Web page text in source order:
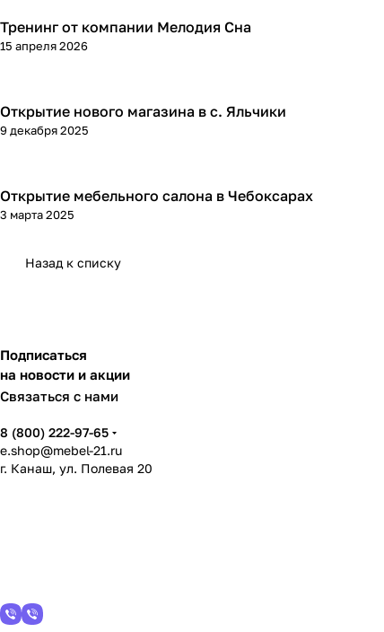
Тренинг от компании Мелодия Сна
15 апреля 2026
Открытие нового магазина в с. Яльчики
9 декабря 2025
Открытие мебельного салона в Чебоксарах
3 марта 2025
Назад к списку
Подписаться
на новости и акции
Связаться с нами
8 (800) 222-97-65
e.shop@mebel-21.ru
г. Канаш, ул. Полевая 20